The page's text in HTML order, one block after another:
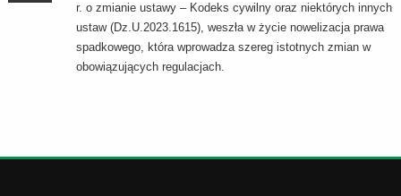
r. o zmianie ustawy – Kodeks cywilny oraz niektórych innych
ustaw (Dz.U.2023.1615), weszła w życie nowelizacja prawa
spadkowego, która wprowadza szereg istotnych zmian w
obowiązujących regulacjach.